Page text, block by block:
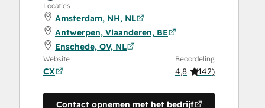
Locaties
Amsterdam, NH, NL
Antwerpen, Vlaanderen, BE
Enschede, OV, NL
Website
CX
Beoordeling
4,8 (142)
Contact opnemen met het bedrijf